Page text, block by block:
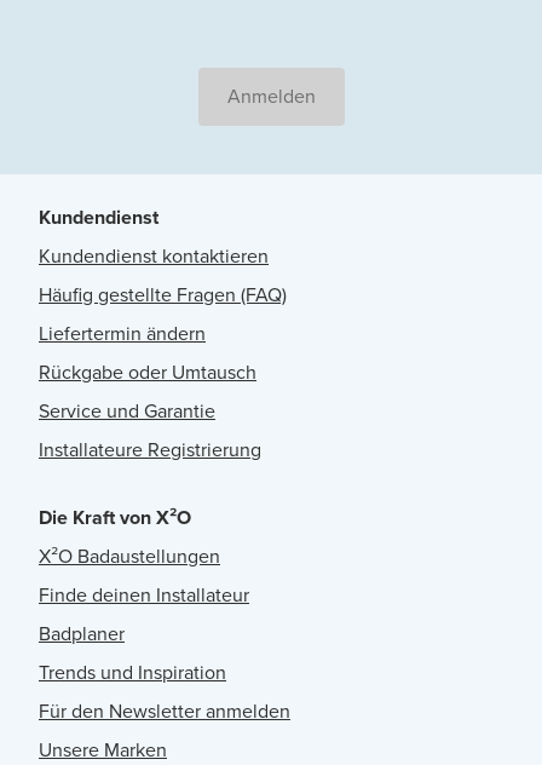
Anmelden
Kundendienst
Kundendienst kontaktieren
Häufig gestellte Fragen (FAQ)
Liefertermin ändern
Rückgabe oder Umtausch
Service und Garantie
Installateure Registrierung
Die Kraft von X²O
X²O Badaustellungen
Finde deinen Installateur
Badplaner
Trends und Inspiration
Für den Newsletter anmelden
Unsere Marken